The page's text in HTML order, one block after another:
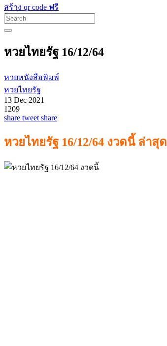
สร้าง qr code ฟรี
หวยไทยรัฐ 16/12/64
หวยหนังสือพิมพ์
หวยไทยรัฐ
13 Dec 2021
1209
share tweet share
หวยไทยรัฐ 16/12/64 งวดนี้ ล่าสุด